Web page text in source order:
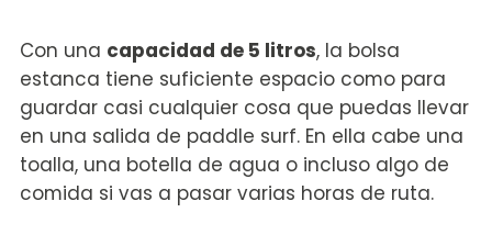
Con una capacidad de 5 litros, la bolsa
estanca tiene suficiente espacio como para
guardar casi cualquier cosa que puedas llevar
en una salida de paddle surf. En ella cabe una
toalla, una botella de agua o incluso algo de
comida si vas a pasar varias horas de ruta.